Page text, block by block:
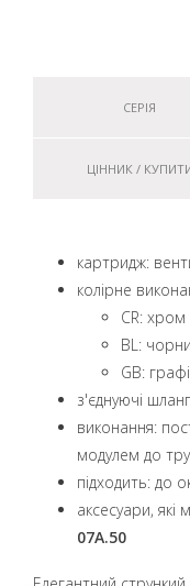
СЕРІЯ
ЦІННИК /
картридж:
колірне
CR: хром
BL:
GB:
з'єднуючі
виконання:
модулем до
підходить: до
аксесуари,
07A.50